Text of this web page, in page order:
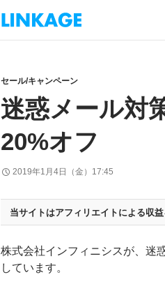
セール/キャンペーン
迷惑メール対
20%オフ
2019年1月4日（金）17:45
当サイトはアフィリエイトによる収益
株式会社インフィニシスが、迷
しています。